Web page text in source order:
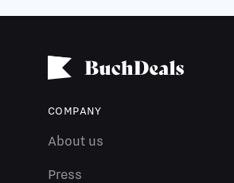
COMPANY
About us
Press